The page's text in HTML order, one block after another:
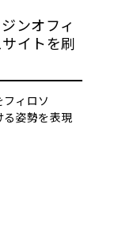
ンオフィ
イトを刷
フィロソ
る姿勢を表現